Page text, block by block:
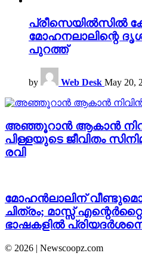
പ്രീസെയിൽസിൽ
മോഹനലാലിന്റെ
പുറത്ത്
by Web Desk May 20,
അഞ്ഞൂറാൻ ആകാന്‍
പിള്ളയുടെ ജീവിതം
രവി
മോഹൻലാലിന്
ചിത്രം; മാസ്സ്
ഭാഷകളിൽ
© 2026 | Newscoopz.com